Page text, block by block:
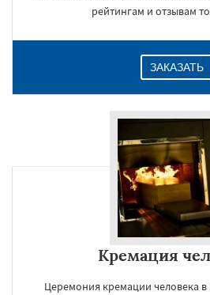
рейтингам и отзывам
ЗАКАЗАТЬ
Кремация
Церемония кремации человека